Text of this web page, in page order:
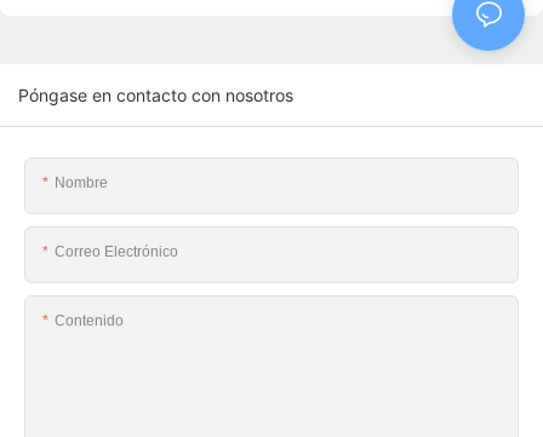
Póngase en contacto con nosotros
Nombre
Correo Electrónico
Contenido